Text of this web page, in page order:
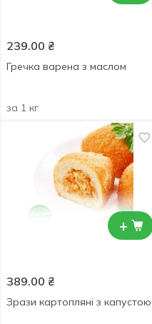
239.00 ₴
Гречка варена з маслом
за 1 кг
+
389.00 ₴
Зрази картопляні з капустою